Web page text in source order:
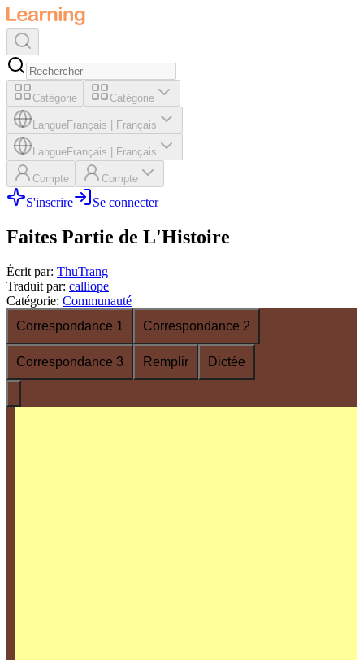
Catégorie Catégorie
LangueFrançais Français
LangueFrançais Français
Compte Compte
S'inscrire Se connecter
Faites Partie de L'Histoire
Écrit par: ThuTrang
Traduit par: calliope
Catégorie: Communauté
Correspondance 1
Correspondance 2
Correspondance 3 Remplir Dictée